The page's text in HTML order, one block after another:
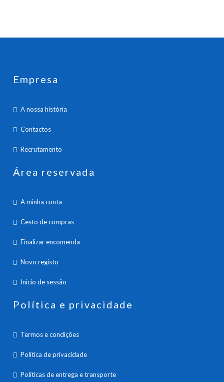
Empresa
A nossa história
Contactos
Recrutamento
Área reservada
A minha conta
Cesto de compras
Finalizar encomenda
Novo registo
Inicio de sessão
Política e privacidade
Termos e condições
Política de privacidade
Políticas de entrega e transporte